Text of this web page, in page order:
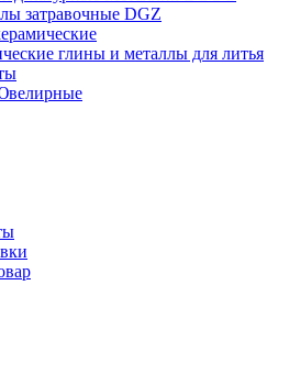
затравочные DGZ
глины и металлы для литья